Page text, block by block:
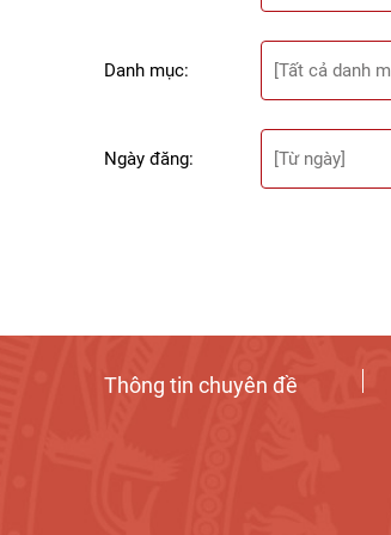
Danh mục:
Ngày đăng:
Thông tin chuyên đề